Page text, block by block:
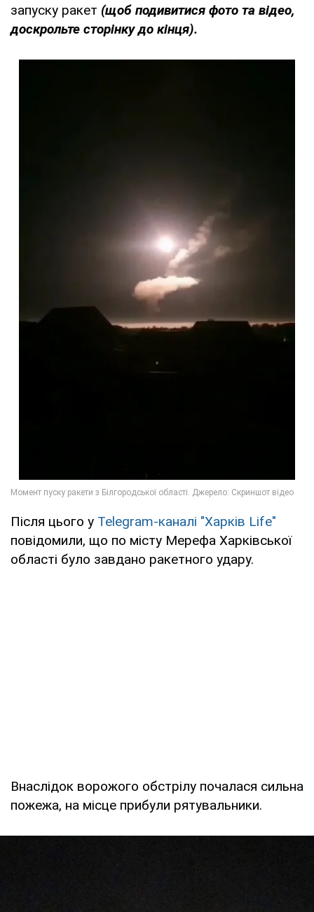
запуску ракет (щоб подивитися фото та відео,
доскрольте сторінку до кінця).
Після цього у Telegram-каналі "Харків Life"
повідомили, що по місту Мерефа Харківської
області було завдано ракетного удару.
Внаслідок ворожого обстрілу почалася сильна
пожежа, на місце прибули рятувальники.